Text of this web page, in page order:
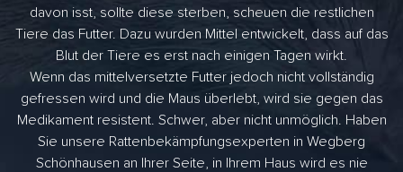
davon isst, sollte diese sterben, scheuen die restlichen
Tiere das Futter. Dazu wurden Mittel entwickelt, dass auf das
Blut der Tiere es erst nach einigen Tagen wirkt.
Wenn das mittelversetzte Futter jedoch nicht vollständig
gefressen wird und die Maus überlebt, wird sie gegen das
Medikament resistent. Schwer, aber nicht unmöglich. Haben
Sie unsere Rattenbekämpfungsexperten in Wegberg
Schönhausen an Ihrer Seite, in Ihrem Haus wird es nie